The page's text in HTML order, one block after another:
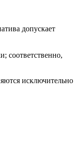
допускает
соответственно,
исключительно